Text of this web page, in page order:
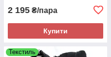
2 195 ₴/пара
Купити
Текстиль